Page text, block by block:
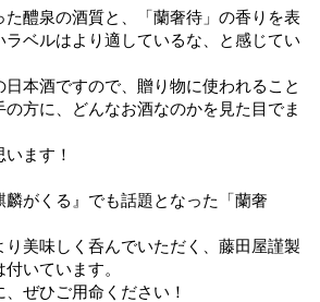
醴泉の酒質と、「蘭奢待」の香りを表
ベルはより適しているな、と感じてい
本酒ですので、贈り物に使われること
方に、どんなお酒なのかを見た目でま
ます！
がくる』でも話題となった「蘭奢
り美味しく呑んでいただく、藤田屋謹製
いています。
ぜひご用命ください！